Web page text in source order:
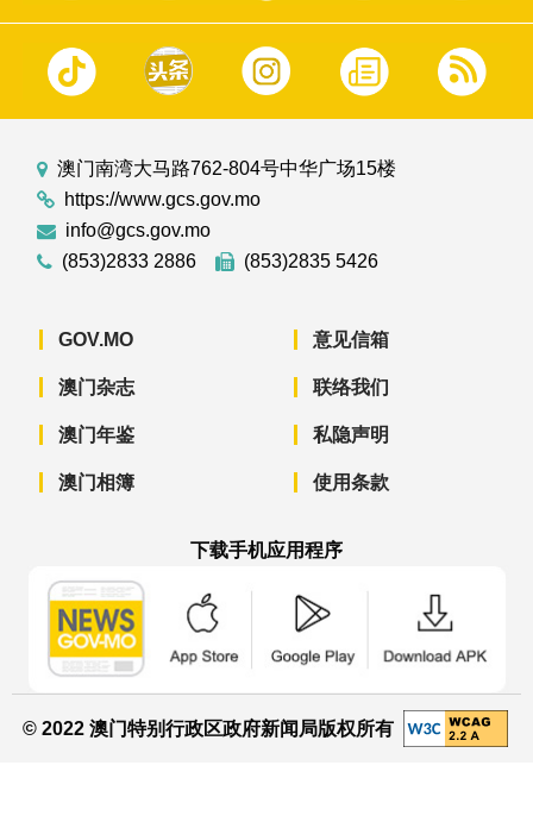
澳门南湾大马路762-804号中华广场15楼
https://www.gcs.gov.mo
info@gcs.gov.mo
(853)2833 2886
(853)2835 5426
GOV.MO
澳门杂志
澳门年鉴
澳门相簿
意见信箱
联络我们
私隐声明
使用条款
下载手机应用程序
© 2022 澳门特别行政区政府新闻局版权所有